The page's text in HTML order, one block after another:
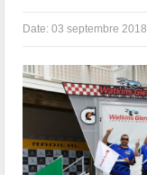
Date:03 septembre 2018